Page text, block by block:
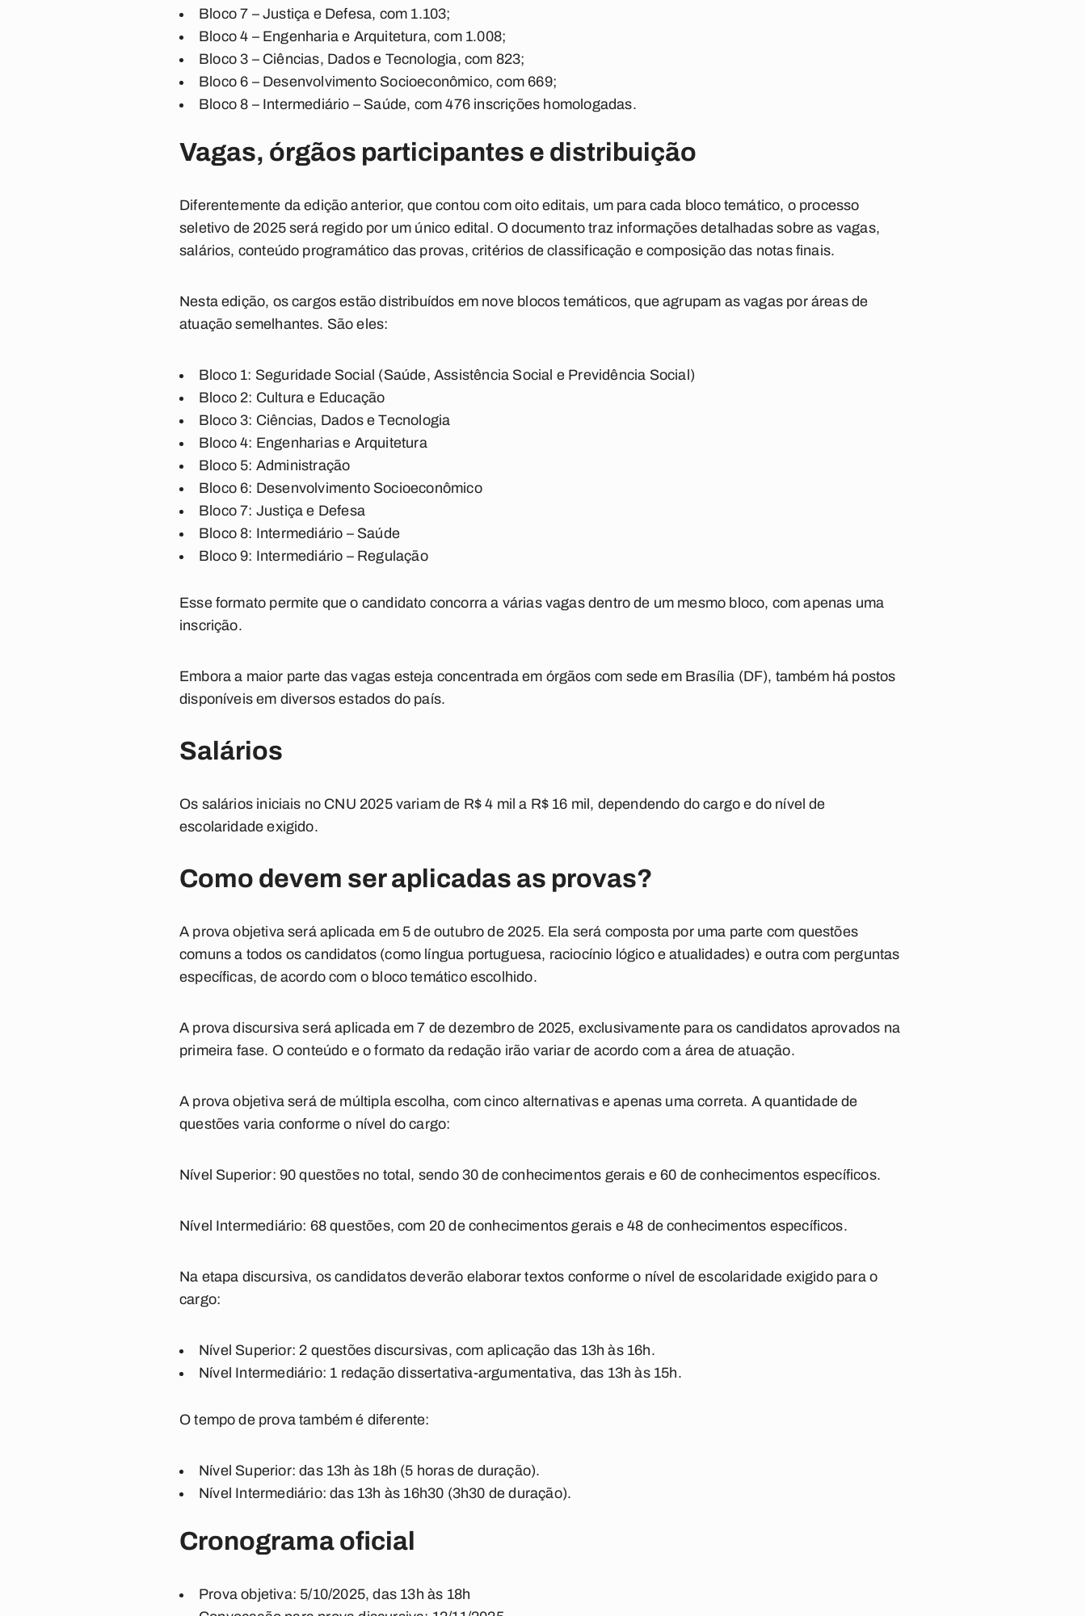
Bloco 7 – Justiça e Defesa, com 1.103;
Bloco 4 – Engenharia e Arquitetura, com 1.008;
Bloco 3 – Ciências, Dados e Tecnologia, com 823;
Bloco 6 – Desenvolvimento Socioeconômico, com 669;
Bloco 8 – Intermediário – Saúde, com 476 inscrições homologadas.
Vagas, órgãos participantes e distribuição
Diferentemente da edição anterior, que contou com oito editais, um para cada bloco temático, o processo
seletivo de 2025 será regido por um único edital. O documento traz informações detalhadas sobre as vagas,
salários, conteúdo programático das provas, critérios de classificação e composição das notas finais.
Nesta edição, os cargos estão distribuídos em nove blocos temáticos, que agrupam as vagas por áreas de
atuação semelhantes. São eles:
Bloco 1: Seguridade Social (Saúde, Assistência Social e Previdência Social)
Bloco 2: Cultura e Educação
Bloco 3: Ciências, Dados e Tecnologia
Bloco 4: Engenharias e Arquitetura
Bloco 5: Administração
Bloco 6: Desenvolvimento Socioeconômico
Bloco 7: Justiça e Defesa
Bloco 8: Intermediário – Saúde
Bloco 9: Intermediário – Regulação
Esse formato permite que o candidato concorra a várias vagas dentro de um mesmo bloco, com apenas uma
inscrição.
Embora a maior parte das vagas esteja concentrada em órgãos com sede em Brasília (DF), também há postos
disponíveis em diversos estados do país.
Salários
Os salários iniciais no CNU 2025 variam de R$ 4 mil a R$ 16 mil, dependendo do cargo e do nível de
escolaridade exigido.
Como devem ser aplicadas as provas?
A prova objetiva será aplicada em 5 de outubro de 2025. Ela será composta por uma parte com questões
comuns a todos os candidatos (como língua portuguesa, raciocínio lógico e atualidades) e outra com perguntas
específicas, de acordo com o bloco temático escolhido.
A prova discursiva será aplicada em 7 de dezembro de 2025, exclusivamente para os candidatos aprovados na
primeira fase. O conteúdo e o formato da redação irão variar de acordo com a área de atuação.
A prova objetiva será de múltipla escolha, com cinco alternativas e apenas uma correta. A quantidade de
questões varia conforme o nível do cargo:
Nível Superior: 90 questões no total, sendo 30 de conhecimentos gerais e 60 de conhecimentos específicos.
Nível Intermediário: 68 questões, com 20 de conhecimentos gerais e 48 de conhecimentos específicos.
Na etapa discursiva, os candidatos deverão elaborar textos conforme o nível de escolaridade exigido para o
cargo:
Nível Superior: 2 questões discursivas, com aplicação das 13h às 16h.
Nível Intermediário: 1 redação dissertativa-argumentativa, das 13h às 15h.
O tempo de prova também é diferente:
Nível Superior: das 13h às 18h (5 horas de duração).
Nível Intermediário: das 13h às 16h30 (3h30 de duração).
Cronograma oficial
Prova objetiva: 5/10/2025, das 13h às 18h